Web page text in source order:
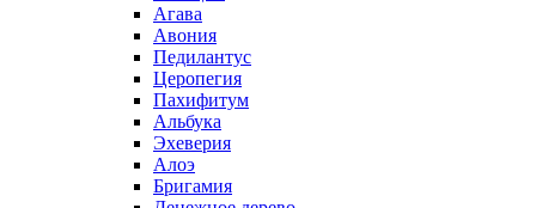
Агава
Авония
Педилантус
Церопегия
Пахифитум
Альбука
Эхеверия
Алоэ
Бригамия